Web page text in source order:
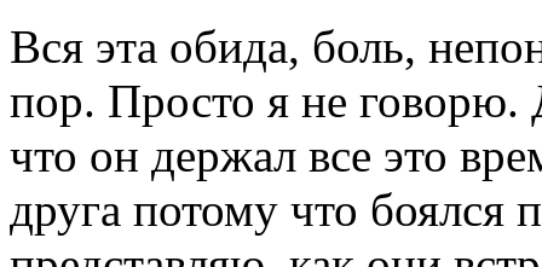
Вся эта обида, боль,
пор. Просто я не
что он держал все это
друга потому что боялся